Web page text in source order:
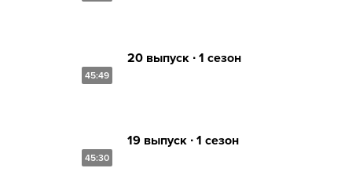
45:49
20 выпуск ∙ 1 сезон
45:30
19 выпуск ∙ 1 сезон